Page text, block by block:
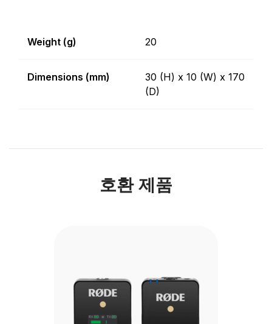
Weight (g) 20
Dimensions (mm)
30 (H) x 10 (W) x 170
(D)
호환 제품